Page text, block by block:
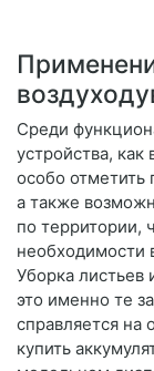
Среди
устройства, как
особо
а также
по территории,
необходимости
Уборка листьев
это именно те
справляется на
купить